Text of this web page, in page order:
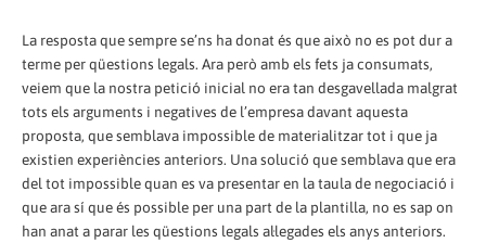
La resposta que sempre se’ns ha donat és que això no es pot dur a
terme per qüestions legals. Ara però amb els fets ja consumats,
veiem que la nostra petició inicial no era tan desgavellada malgrat
tots els arguments i negatives de l’empresa davant aquesta
proposta, que semblava impossible de materialitzar tot i que ja
existien experiències anteriors. Una solució que semblava que era
del tot impossible quan es va presentar en la taula de negociació i
que ara sí que és possible per una part de la plantilla, no es sap on
han anat a parar les qüestions legals al·legades els anys anteriors.